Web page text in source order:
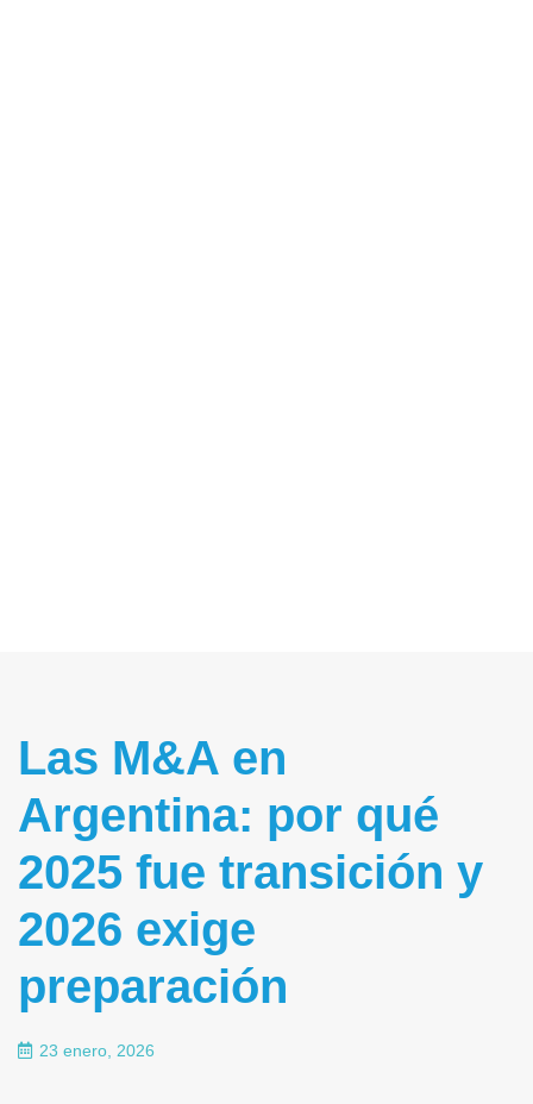
Las M&A en
Argentina: por qué
2025 fue transición y
2026 exige
preparación
23 enero, 2026